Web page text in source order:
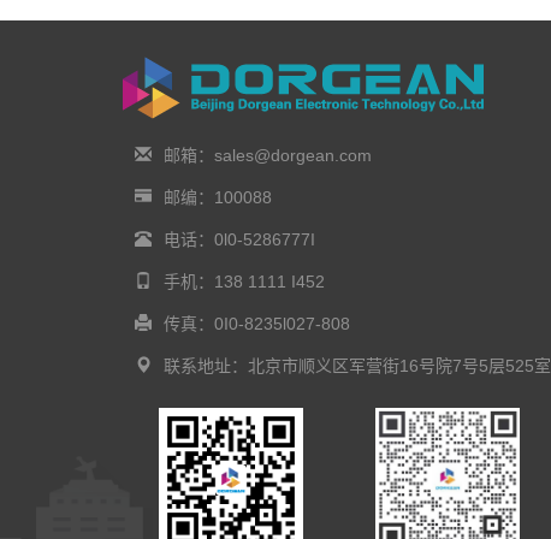
邮箱：sales@dorgean.com
邮编：100088
电话：0l0-5286777I
手机：138 1111 I452
传真：0I0-8235l027-808
联系地址：北京市顺义区军营街16号院7号5层525室